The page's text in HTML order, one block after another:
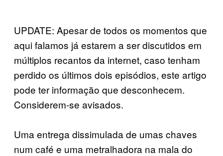
UPDATE: Apesar de todos os momentos que
aqui falamos já estarem a ser discutidos em
múltiplos recantos da internet, caso tenham
perdido os últimos dois episódios, este artigo
pode ter informação que desconhecem.
Considerem-se avisados.
Uma entrega dissimulada de umas chaves
num café e uma metralhadora na mala do